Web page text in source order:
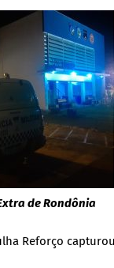
de Rondônia
Reforço